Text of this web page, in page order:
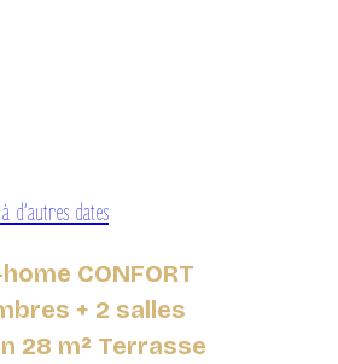
d’autres dates
CONFORT
+ 2 salles
28 m² Terrasse